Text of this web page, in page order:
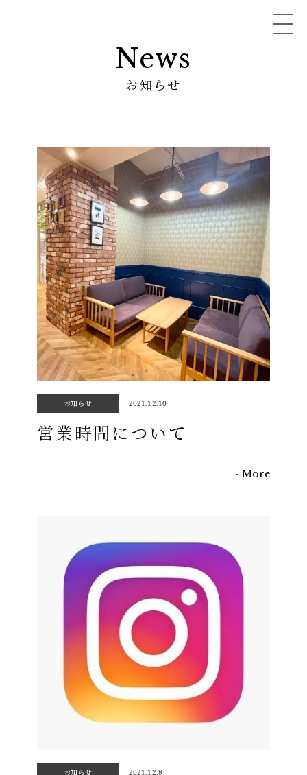
News
お知らせ
LUNA CAFE
ORGANIC & LAUNDRY
お知らせ 2021.12.10
営業時間について
- More
お知らせ 2021.12.8